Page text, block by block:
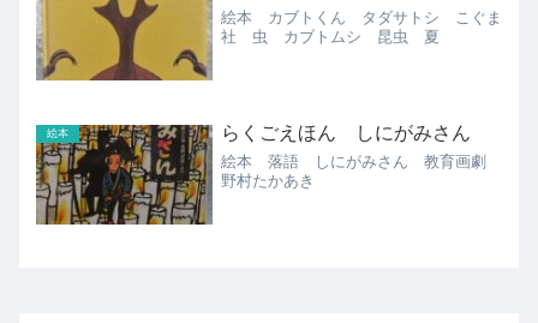
絵本 カブトくん タダサトシ こぐま
社 虫 カブトムシ 昆虫 夏
絵本 らくごえほん しにがみさん
絵本 落語 しにがみさん 教育画劇
野村たかあき